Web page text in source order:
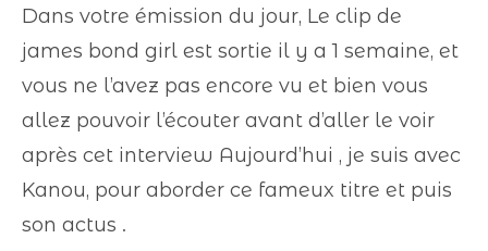
Dans votre émission du jour, Le clip de
james bond girl est sortie il y a 1 semaine, et
vous ne l’avez pas encore vu et bien vous
allez pouvoir l’écouter avant d’aller le voir
après cet interview Aujourd’hui , je suis avec
Kanou, pour aborder ce fameux titre et puis
son actus .